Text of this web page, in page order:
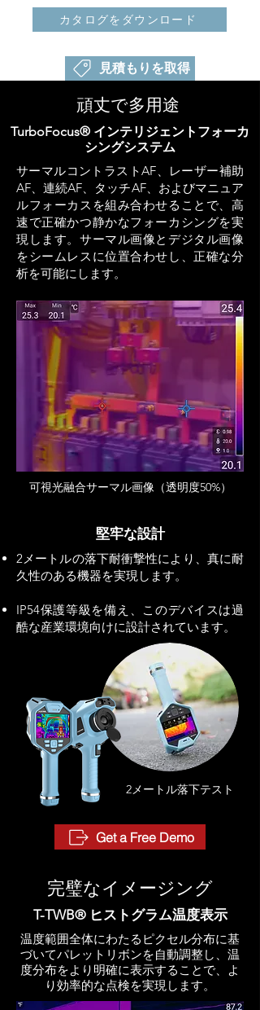
カタログをダウンロード
見積もりを取得
頑丈で多用途
TurboFocus® インテリジェントフォーカ
シングシステム
サーマルコントラストAF、レーザー補助
AF、連続AF、タッチAF、およびマニュア
ルフォーカスを組み合わせることで、高
速で正確かつ静かなフォーカシングを実
現します。サーマル画像とデジタル画像
をシームレスに位置合わせし、正確な分
析を可能にします。
可視光融合サーマル画像（透明度50%）
堅牢な設計
2メートルの落下耐衝撃性により、真に耐
久性のある機器を実現します。
IP54保護等級を備え、このデバイスは過
酷な産業環境向けに設計されています。
2メートル落下テスト
Get a Free Demo
完璧なイメージング
T-TWB® ヒストグラム温度表示
温度範囲全体にわたるピクセル分布に基
づいてパレットリボンを自動調整し、温
度分布をより明確に表示することで、よ
り効率的な点検を実現します。